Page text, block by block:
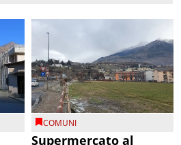
COMUNI
Supermercato al